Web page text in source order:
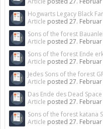
Hogwarts Legacy Black
Article posted 27.
Sons of the forest
Article posted 27.
Sons of the forest Ende
Article posted 27.
Jedes Sons of the forest
Article posted 27.
Das Ende des Dead
Article posted 27.
Sons of the forest katana
Article posted 27.